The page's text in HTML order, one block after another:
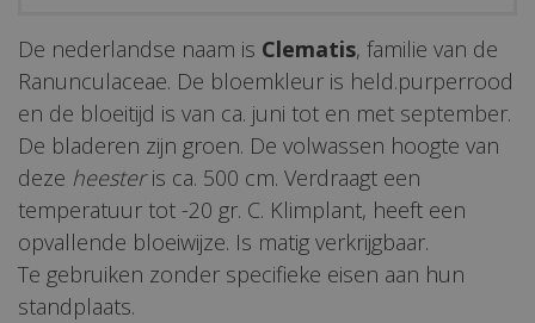
De nederlandse naam is Clematis, familie van de
Ranunculaceae. De bloemkleur is held.purperrood
en de bloeitijd is van ca. juni tot en met september.
De bladeren zijn groen. De volwassen hoogte van
deze heesteris ca. 500 cm. Verdraagt een
temperatuur tot -20 gr. C. Klimplant, heeft een
opvallende bloeiwijze. Is matig verkrijgbaar.
Te gebruiken zonder specifieke eisen aan hun
standplaats.